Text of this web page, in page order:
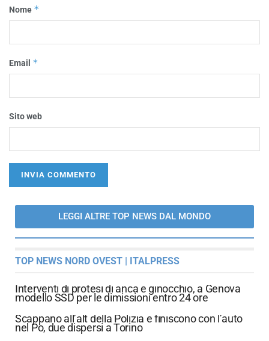
Nome *
Email *
Sito web
LEGGI ALTRE TOP NEWS DAL MONDO
TOP NEWS NORD OVEST | ITALPRESS
Interventi di protesi di anca e ginocchio, a Genova
modello SSD per le dimissioni entro 24 ore
Scappano all’alt della Polizia e finiscono con l’auto
nel Po, due dispersi a Torino